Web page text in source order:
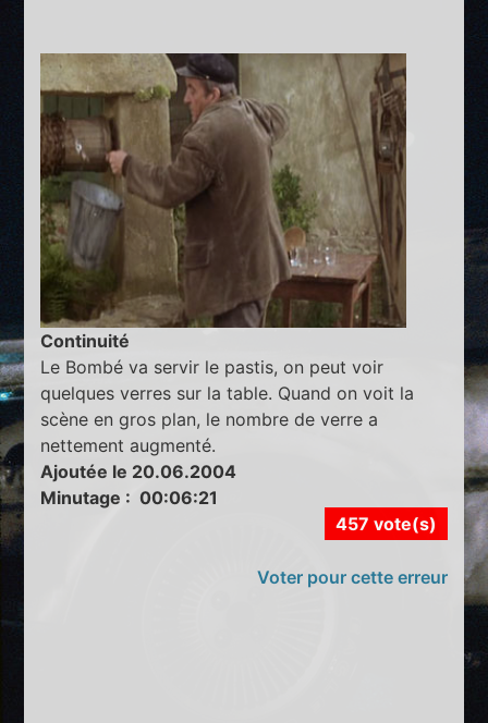
Continuité
Le Bombé va servir le pastis, on peut voir
quelques verres sur la table. Quand on voit la
scène en gros plan, le nombre de verre a
nettement augmenté.
Ajoutée le 20.06.2004
Minutage : 00:06:21
457 vote(s)
Voter pour cette erreur